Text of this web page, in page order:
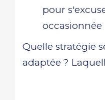
pour
occasionnée
Quelle stratégie
adaptée ?